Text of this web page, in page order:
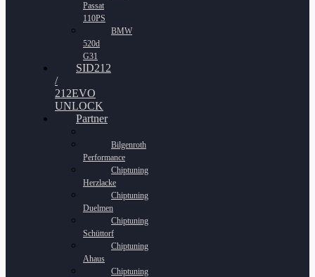
Passat
110PS
BMW
520d
G31
SID212
/
212EVO
UNLOCK
Partner
Bilgenroth
Performance
Chiptuning
Herzlacke
Chiptuning
Duelmen
Chiptuning
Schüttorf
Chiptuning
Ahaus
Chiptuning